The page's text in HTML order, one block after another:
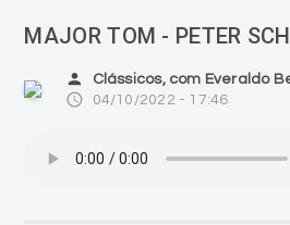
MAJOR TOM - PETER
person Clássicos, com Everaldo
access_time 04/10/2022 - 17:46